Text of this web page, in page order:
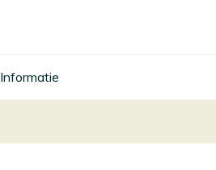
Informatie